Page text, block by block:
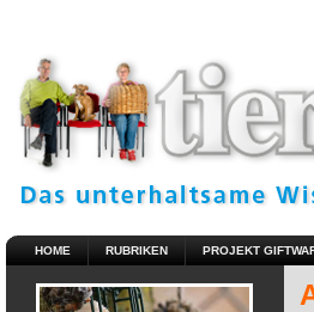
HOME RUBRIKEN PROJEKT